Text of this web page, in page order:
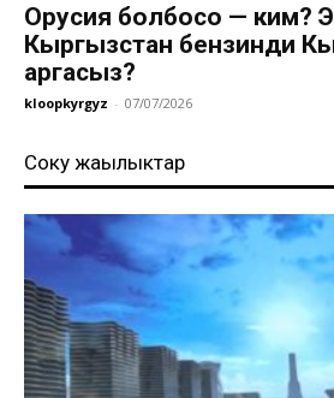
Орусия болбосо — ким?
Кыргызстан бензинди
аргасыз?
kloopkyrgyz - 07/07/2026
Соңку жаңылыктар